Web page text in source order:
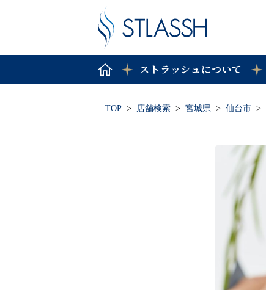
ストラッシュについて
TOP 店舗検索 宮城県 仙台市